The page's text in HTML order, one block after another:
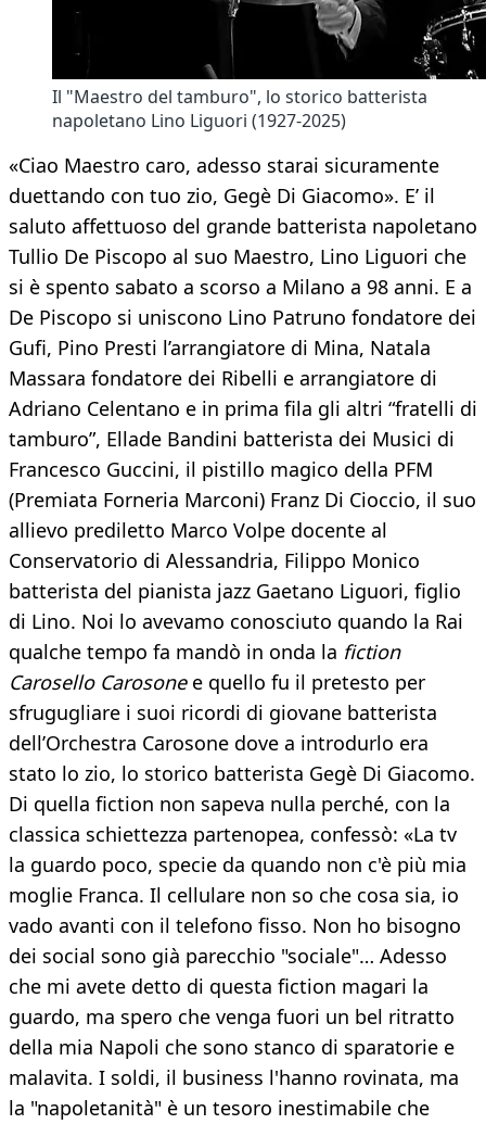
Il "Maestro del tamburo", lo storico batterista
napoletano Lino Liguori (1927-2025)
«Ciao Maestro caro, adesso starai sicuramente
duettando con tuo zio, Gegè Di Giacomo». E’ il
saluto affettuoso del grande batterista napoletano
Tullio De Piscopo al suo Maestro, Lino Liguori che
si è spento sabato a scorso a Milano a 98 anni. E a
De Piscopo si uniscono Lino Patruno fondatore dei
Gufi, Pino Presti l’arrangiatore di Mina, Natala
Massara fondatore dei Ribelli e arrangiatore di
Adriano Celentano e in prima fila gli altri “fratelli di
tamburo”, Ellade Bandini batterista dei Musici di
Francesco Guccini, il pistillo magico della PFM
(Premiata Forneria Marconi) Franz Di Cioccio, il suo
allievo prediletto Marco Volpe docente al
Conservatorio di Alessandria, Filippo Monico
batterista del pianista jazz Gaetano Liguori, figlio
di Lino. Noi lo avevamo conosciuto quando la Rai
qualche tempo fa mandò in onda la fiction
Carosello Carosonee quello fu il pretesto per
sfrugugliare i suoi ricordi di giovane batterista
dell’Orchestra Carosone dove a introdurlo era
stato lo zio, lo storico batterista Gegè Di Giacomo.
Di quella fiction non sapeva nulla perché, con la
classica schiettezza partenopea, confessò: «La tv
la guardo poco, specie da quando non c'è più mia
moglie Franca. Il cellulare non so che cosa sia, io
vado avanti con il telefono fisso. Non ho bisogno
dei social sono già parecchio "sociale"… Adesso
che mi avete detto di questa fiction magari la
guardo, ma spero che venga fuori un bel ritratto
della mia Napoli che sono stanco di sparatorie e
malavita. I soldi, il business l'hanno rovinata, ma
la "napoletanità" è un tesoro inestimabile che